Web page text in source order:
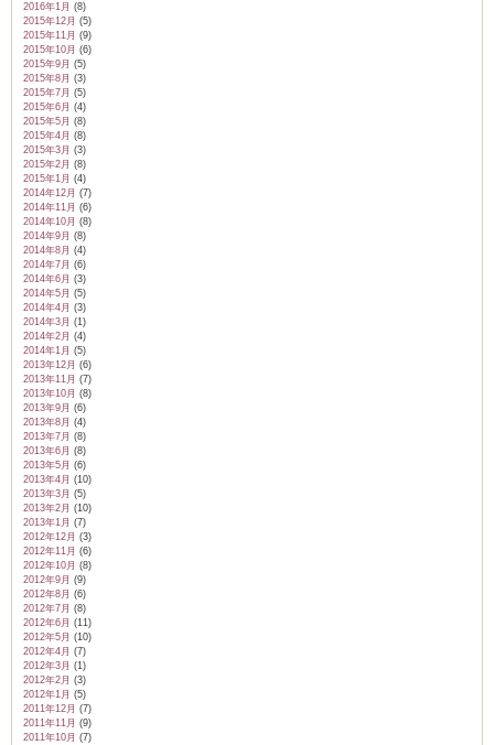
2016年1月 (8)
2015年12月 (5)
2015年11月 (9)
2015年10月 (6)
2015年9月 (5)
2015年8月 (3)
2015年7月 (5)
2015年6月 (4)
2015年5月 (8)
2015年4月 (8)
2015年3月 (3)
2015年2月 (8)
2015年1月 (4)
2014年12月 (7)
2014年11月 (6)
2014年10月 (8)
2014年9月 (8)
2014年8月 (4)
2014年7月 (6)
2014年6月 (3)
2014年5月 (5)
2014年4月 (3)
2014年3月 (1)
2014年2月 (4)
2014年1月 (5)
2013年12月 (6)
2013年11月 (7)
2013年10月 (8)
2013年9月 (6)
2013年8月 (4)
2013年7月 (8)
2013年6月 (8)
2013年5月 (6)
2013年4月 (10)
2013年3月 (5)
2013年2月 (10)
2013年1月 (7)
2012年12月 (3)
2012年11月 (6)
2012年10月 (8)
2012年9月 (9)
2012年8月 (6)
2012年7月 (8)
2012年6月 (11)
2012年5月 (10)
2012年4月 (7)
2012年3月 (1)
2012年2月 (3)
2012年1月 (5)
2011年12月 (7)
2011年11月 (9)
2011年10月 (7)